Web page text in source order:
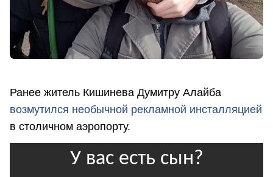
Ранее житель Кишинева Думитру Алайба
возмутился необычной рекламной инсталляцией
в столичном аэропорту.